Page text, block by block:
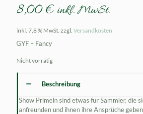
8,00€ inkl. MwSt.
inkl. 7,8 % MwSt. zzgl. Versandkosten
GYF – Fancy
Nicht vorrätig
Beschreibung
Show Primeln sind etwas für Sammler, die
anfreunden und ihnen ihre Ansprüche